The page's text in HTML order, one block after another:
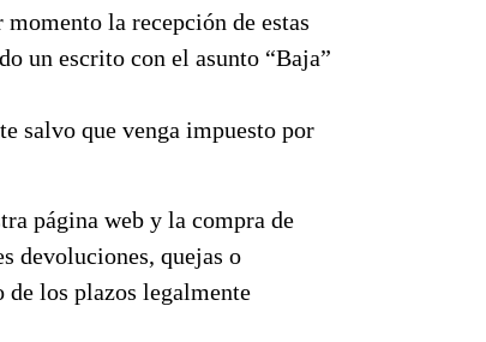
la recepción de estas
un escrito con el asunto “Baja”
salvo que venga impuesto por
página web y la compra de
devoluciones, quejas o
los plazos legalmente